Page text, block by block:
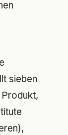
sieben